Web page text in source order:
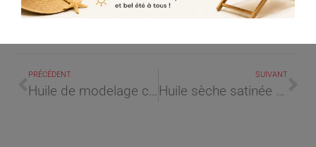
PRÉCÉDENT
Huile de modelage corps
SUIVANT
Huile sèche satinée corps